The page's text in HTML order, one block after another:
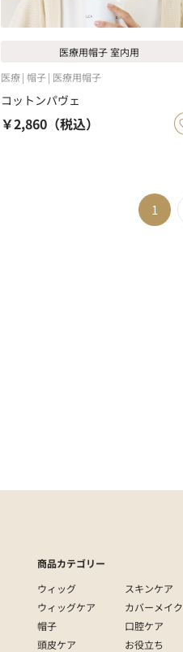
医療用帽子 室内用
医療 帽子 医療用帽子
コットンパヴェ
￥2,860 （税込）
1
商品カテゴリー
ウィッグ
ウィッグケア
帽子
頭皮ケア
スキンケア
カバーメイク
口腔ケア
お役立ち